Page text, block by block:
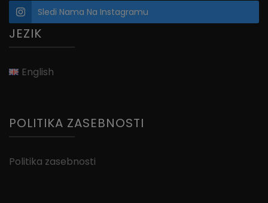
Sledi Nama Na Instagramu
JEZIK
English
POLITIKA ZASEBNOSTI
Politika zasebnosti